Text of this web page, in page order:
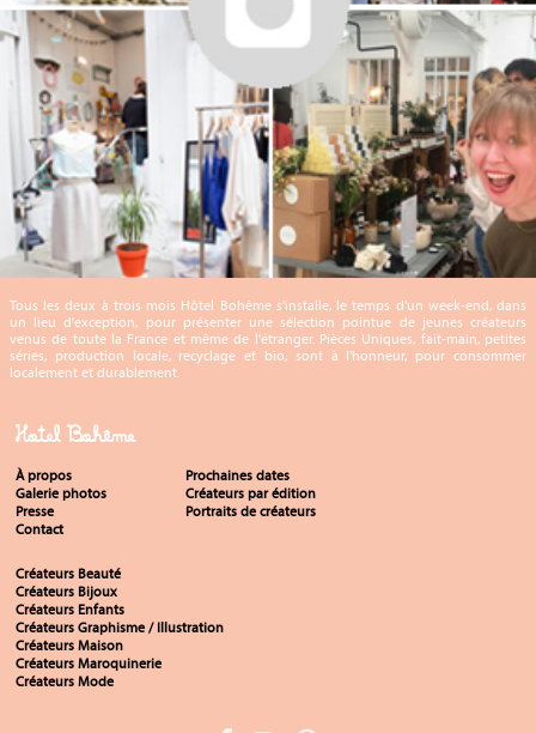
Tous les deux à trois mois Hôtel Bohême s'installe, le temps d'un week-end, dans
un lieu d'exception, pour présenter une sélection pointue de jeunes créateurs
venus de toute la France et même de l'étranger. Pièces Uniques, fait-main, petites
séries, production locale, recyclage et bio, sont à l'honneur, pour consommer
localement et durablement.
Hotel Bohême
À propos
Prochaines dates
Galerie photos
Créateurs par édition
Presse
Portraits de créateurs
Contact
Créateurs Beauté
Créateurs Bijoux
Créateurs Enfants
Créateurs Graphisme / Illustration
Créateurs Maison
Créateurs Maroquinerie
Créateurs Mode